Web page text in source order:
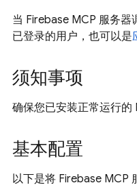
当 Firebase MCP 服务器
已登录的用户，也可以是
须知事项
确保您已安装正常运行的
基本配置
以下是将 Firebase MCP